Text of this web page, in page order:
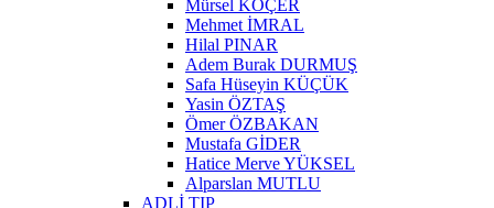
Mürsel KOÇER
Mehmet İMRAL
Hilal PINAR
Adem Burak DURMUŞ
Safa Hüseyin KÜÇÜK
Yasin ÖZTAŞ
Ömer ÖZBAKAN
Mustafa GİDER
Hatice Merve YÜKSEL
Alparslan MUTLU
ADLİ TIP